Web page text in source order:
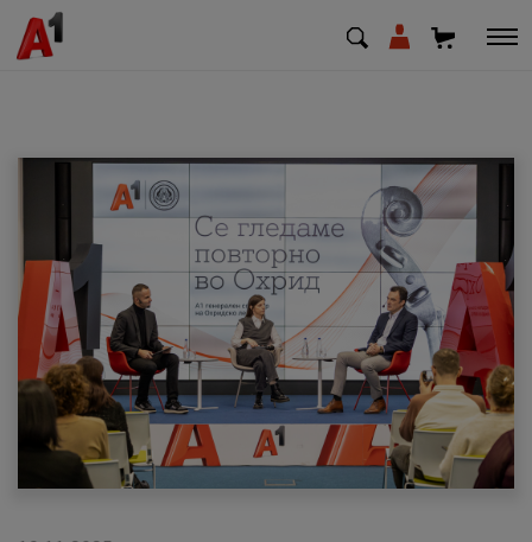
МК SQ
Приватни Деловни
Поддршка
Надополни кредит